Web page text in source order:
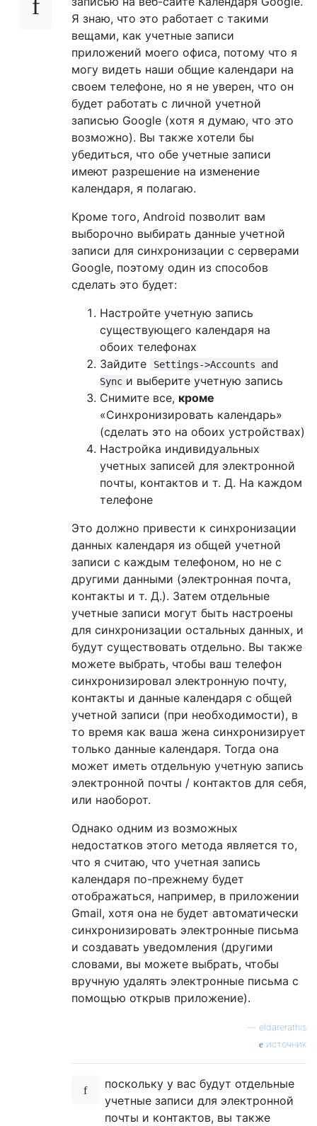
Я знаю, что это работает с такими
вещами, как учетные записи
приложений моего офиса, потому что я
могу видеть наши общие календари на
своем телефоне, но я не уверен, что он
будет работать с личной учетной
записью Google (хотя я думаю, что это
возможно). Вы также хотели бы
убедиться, что обе учетные записи
имеют разрешение на изменение
календаря, я полагаю.
Кроме того, Android позволит вам
выборочно выбирать данные учетной
записи для синхронизации с серверами
Google, поэтому один из способов
сделать это будет:
Настройте учетную запись
существующего календаря на
обоих телефонах
Зайдите
Settings->Accounts and
Sync и выберите учетную запись
Снимите все, кроме
«Синхронизировать календарь»
(сделать это на обоих устройствах)
Настройка индивидуальных
учетных записей для электронной
почты, контактов и т. Д. На каждом
телефоне
Это должно привести к синхронизации
данных календаря из общей учетной
записи с каждым телефоном, но не с
другими данными (электронная почта,
контакты и т. Д.). Затем отдельные
учетные записи могут быть настроены
для синхронизации остальных данных, и
будут существовать отдельно. Вы также
можете выбрать, чтобы ваш телефон
синхронизировал электронную почту,
контакты и данные календаря с общей
учетной записи (при необходимости), в
то время как ваша жена синхронизирует
только данные календаря. Тогда она
может иметь отдельную учетную запись
электронной почты / контактов для себя,
или наоборот.
Однако одним из возможных
недостатков этого метода является то,
что я считаю, что учетная запись
календаря по-прежнему будет
отображаться, например, в приложении
Gmail, хотя она не будет автоматически
синхронизировать электронные письма
и создавать уведомления (другими
словами, вы можете выбрать, чтобы
вручную удалять электронные письма с
помощью открыв приложение).
eldarerathis
источник
поскольку у вас будут отдельные
учетные записи для электронной
почты и контактов, вы также